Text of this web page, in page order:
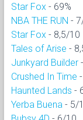
Star Fox - 69%
NBA THE RUN -
Star Fox - 8,5/10
Tales of Arise -
Junkyard Builder
Crushed In Time
Haunted Lands -
Yerba Buena - 5/